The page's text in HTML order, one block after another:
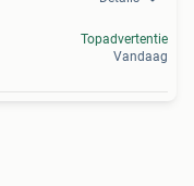
Topadvertentie
Vandaag